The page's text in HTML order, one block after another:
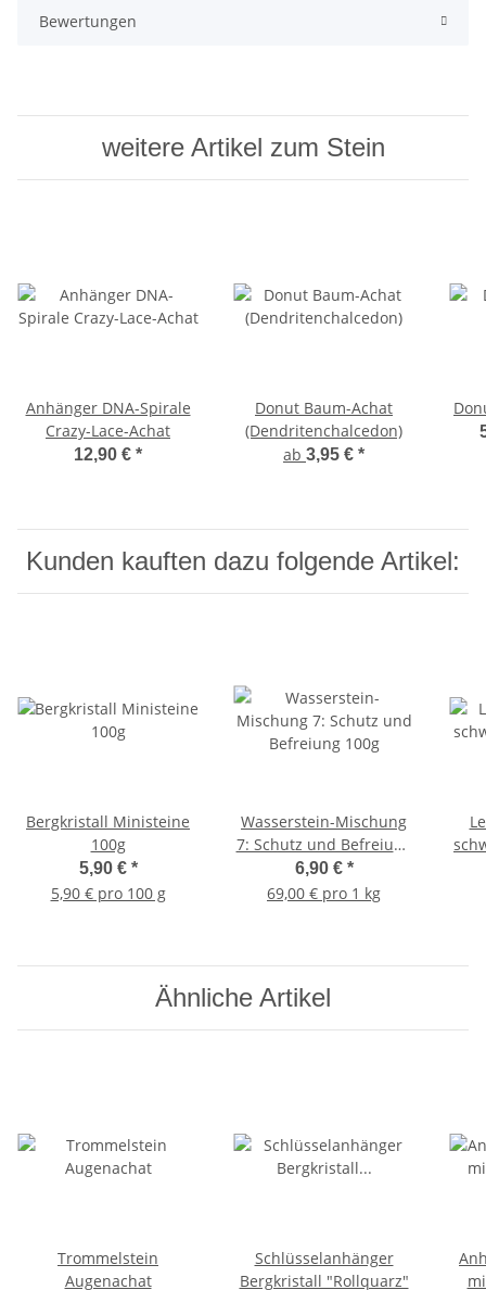
Bewertungen
weitere Artikel zum Stein
Anhänger DNA-Spirale
Crazy-Lace-Achat
12,90 € *
Donut Baum-Achat
(Dendritenchalcedon)
ab 3,95 € *
Kunden kauften dazu folgende Artikel:
Bergkristall Ministeine
100g
5,90 € *
5,90 € pro 100 g
Wasserstein-Mischung
7: Schutz und Befreiung
100g
6,90 € *
69,00 € pro 1 kg
Ähnliche Artikel
Trommelstein
Augenachat
Schlüsselanhänger
Bergkristall "Rollquarz"